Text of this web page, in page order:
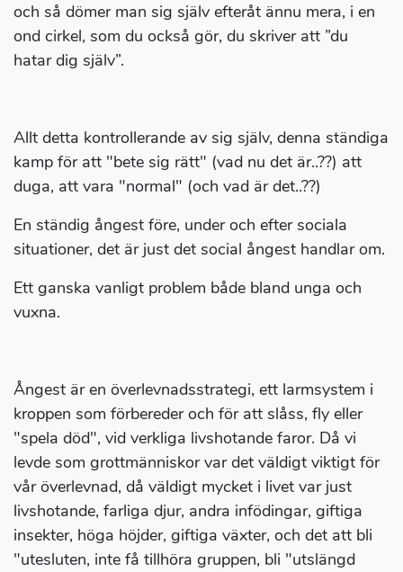
och så dömer man sig själv efteråt ännu mera, i en
ond cirkel, som du också gör, du skriver att ”du
hatar dig själv”.
Allt detta kontrollerande av sig själv, denna ständiga
kamp för att "bete sig rätt" (vad nu det är..??) att
duga, att vara "normal" (och vad är det..??)
En ständig ångest före, under och efter sociala
situationer, det är just det social ångest handlar om.
Ett ganska vanligt problem både bland unga och
vuxna.
Ångest är en överlevnadsstrategi, ett larmsystem i
kroppen som förbereder och för att slåss, fly eller
"spela död", vid verkliga livshotande faror. Då vi
levde som grottmänniskor var det väldigt viktigt för
vår överlevnad, då väldigt mycket i livet var just
livshotande, farliga djur, andra infödingar, giftiga
insekter, höga höjder, giftiga växter, och det att bli
"utesluten, inte få tillhöra gruppen, bli "utslängd